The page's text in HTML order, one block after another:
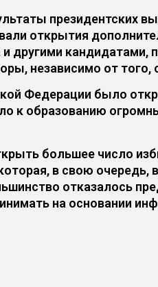
президентских
открытия
и другими
независимо от того,
Федерации было
к образованию
большее число
в свою очередь,
отказалось
на основании